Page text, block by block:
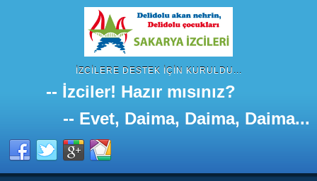
İZCILERE DESTEK IÇIN KURULDU...
-- İzciler! Hazır mısınız?
-- Evet, Daima, Daima, Daima...